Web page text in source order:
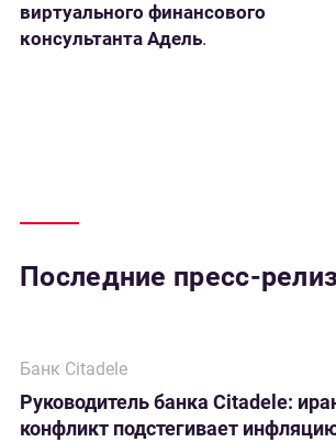
виртуального финансового
консультанта Адель.
Последние пресс-
Банк Citadele
Руководитель банка Citadele:
конфликт подстегивает